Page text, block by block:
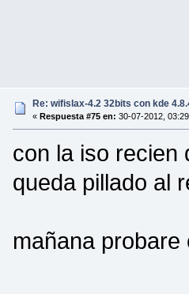
Re: wifislax-4.2 32bits con kde
« Respuesta #75 en: 30-07-2012,
con la iso recien
queda pillado al
mañana